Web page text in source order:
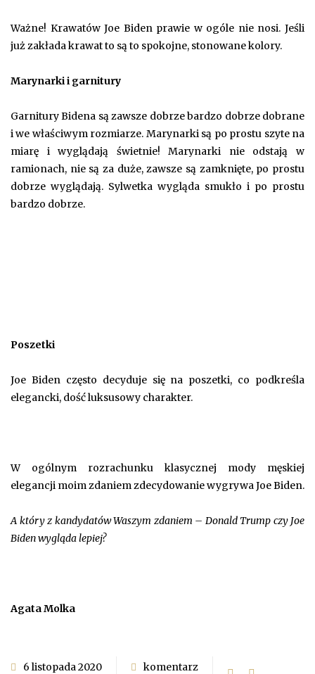
Ważne! Krawatów Joe Biden prawie w ogóle nie nosi. Jeśli
już zakłada krawat to są to spokojne, stonowane kolory.
Marynarki i garnitury
Garnitury Bidena są zawsze dobrze bardzo dobrze dobrane
i we właściwym rozmiarze. Marynarki są po prostu szyte na
miarę i wyglądają świetnie! Marynarki nie odstają w
ramionach, nie są za duże, zawsze są zamknięte, po prostu
dobrze wyglądają. Sylwetka wygląda smukło i po prostu
bardzo dobrze.
Poszetki
Joe Biden często decyduje się na poszetki, co podkreśla
elegancki, dość luksusowy charakter.
W ogólnym rozrachunku klasycznej mody męskiej
elegancji moim zdaniem zdecydowanie wygrywa Joe Biden.
A który z kandydatów Waszym zdaniem – Donald Trump czy Joe
Biden wygląda lepiej?
Agata Molka
6 listopada 2020 komentarz